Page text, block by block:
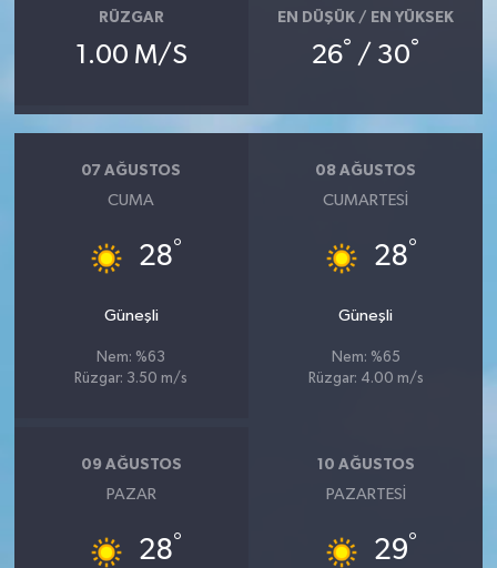
RÜZGAR
1.00 M/S
EN DÜŞÜK / EN YÜKSEK
26° / 30°
07 AĞUSTOS
CUMA
28°
Güneşli
Nem: %63
Rüzgar: 3.50 m/s
08 AĞUSTOS
CUMARTESI
28°
Güneşli
Nem: %65
Rüzgar: 4.00 m/s
09 AĞUSTOS
PAZAR
28°
10 AĞUSTOS
PAZARTESI
29°